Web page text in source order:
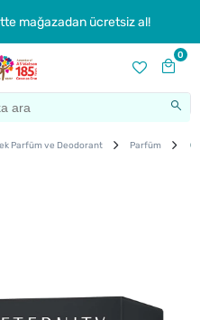
mağazadan ücretsiz al!
0
Parfüm ve Deodorant Parfüm